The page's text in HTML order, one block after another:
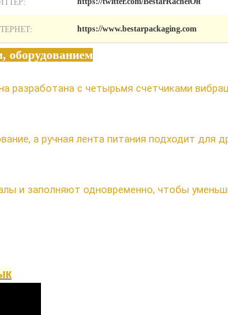
https://www.bestarpackaging.com
оборудованием
разработана с четырьмя счетчиками
а ручная лента питания подходит для
и заполняют одновременно, чтобы